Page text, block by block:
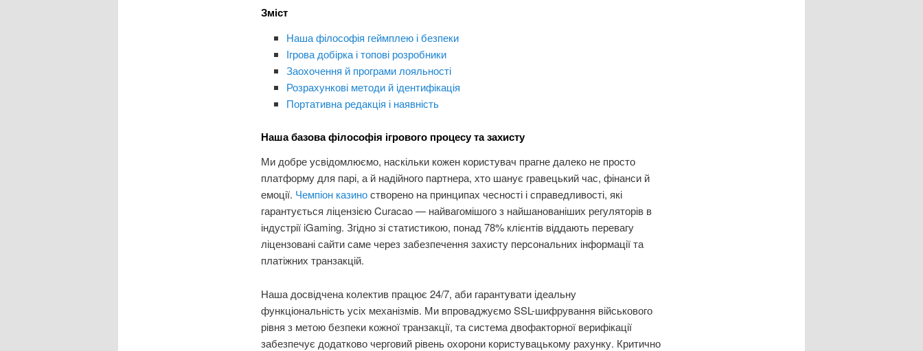
Зміст
Наша філософія геймплею і безпеки
Ігрова добірка і топові розробники
Заохочення й програми лояльності
Розрахункові методи й ідентифікація
Портативна редакція і наявність
Наша базова філософія ігрового процесу та захисту
Ми добре усвідомлюємо, наскільки кожен користувач прагне далеко не просто
платформу для парі, а й надійного партнера, хто шанує гравецький час, фінанси й
емоції. Чемпіон казиностворено на принципах чесності і справедливості, які
гарантується ліцензією Curacao — найвагомішого з найшанованіших регуляторів в
індустрії iGaming. Згідно зі статистикою, понад 78% клієнтів віддають перевагу
ліцензовані сайти саме через забезпечення захисту персональних інформації та
платіжних транзакцій.
Наша досвідчена колектив працює 24/7, аби гарантувати ідеальну
функціональність усіх механізмів. Ми впроваджуємо SSL-шифрування військового
рівня з метою безпеки кожної транзакції, та система двофакторної верифікації
забезпечує додатково черговий рівень охорони користувацькому рахунку. Критично